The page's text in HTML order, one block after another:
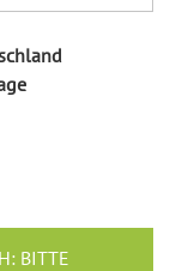
BITTE